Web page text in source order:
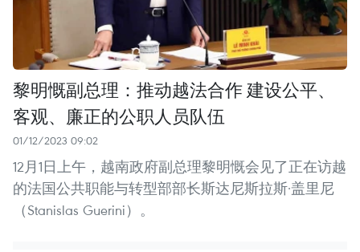
黎明慨副总理：推动越法合作 建设公平、
客观、廉正的公职人员队伍
01/12/2023 09:02
12月1日上午，越南政府副总理黎明慨会见了正在访越
的法国公共职能与转型部部长斯达尼斯拉斯·盖里尼
（Stanislas Guerini）。